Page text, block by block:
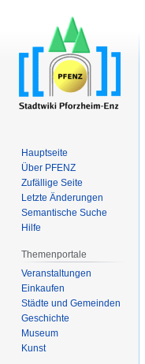
Hauptseite
Über PFENZ
Zufällige Seite
Letzte Änderungen
Semantische Suche
Hilfe
Themenportale
Veranstaltungen
Einkaufen
Städte und Gemeinden
Geschichte
Museum
Kunst